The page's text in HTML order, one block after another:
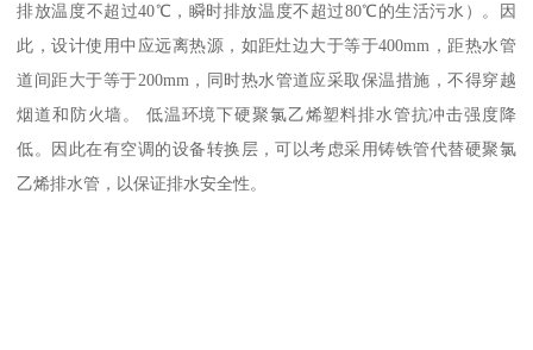
排放温度不超过40℃，瞬时排放温度不超过80℃的生活污水）。因
此，设计使用中应远离热源，如距灶边大于等于400mm，距热水管
道间距大于等于200mm，同时热水管道应采取保温措施，不得穿越
烟道和防火墙。 低温环境下硬聚氯乙烯塑料排水管抗冲击强度降
低。因此在有空调的设备转换层，可以考虑采用铸铁管代替硬聚氯
乙烯排水管，以保证排水安全性。